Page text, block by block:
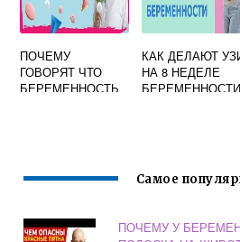
ПОЧЕМУ
ГОВОРЯТ ЧТО
БЕРЕМЕННОСТЬ
КАК ДЕЛАЮТ
НА 8 НЕДЕЛЕ
БЕРЕМЕННОСТИ
Самое
ПОЧЕМУ У